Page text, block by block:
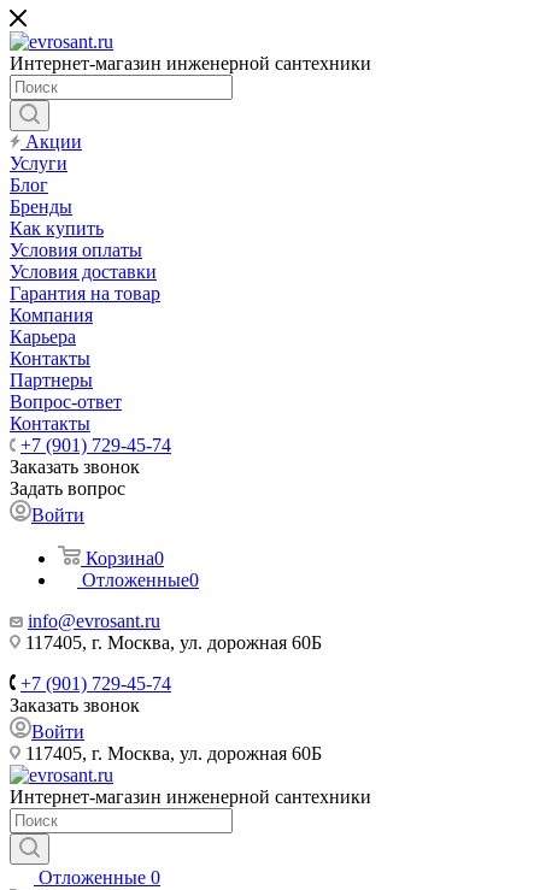
Интернет-магазин инженерной сантехники
Акции
Услуги
Блог
Бренды
Как купить
Условия оплаты
Условия доставки
Гарантия на товар
Компания
Карьера
Контакты
Партнеры
Вопрос-ответ
Контакты
+7 (901) 729-45-74
Заказать звонок
Задать вопрос
Войти
Корзина0
Отложенные0
info@evrosant.ru
117405, г. Москва, ул. дорожная 60Б
+7 (901) 729-45-74
Заказать звонок
Войти
117405, г. Москва, ул. дорожная 60Б
Интернет-магазин инженерной сантехники
Отложенные 0